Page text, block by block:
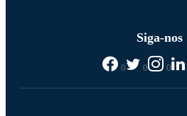
Siga-nos
0 0 0